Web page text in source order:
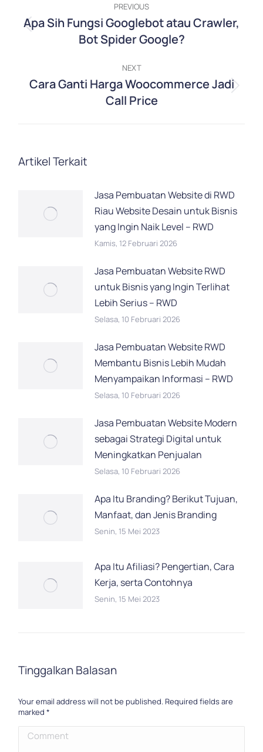
navigation
PREVIOUS
Previous
post:
Apa Sih Fungsi Googlebot atau Crawler,
Bot Spider Google?
NEXT
Next
post:
Cara Ganti Harga Woocommerce Jadi
Call Price
Artikel Terkait
Jasa Pembuatan Website di RWD
Riau Website Desain untuk Bisnis
yang Ingin Naik Level – RWD
Kamis, 12 Februari 2026
Jasa Pembuatan Website RWD
untuk Bisnis yang Ingin Terlihat
Lebih Serius – RWD
Selasa, 10 Februari 2026
Jasa Pembuatan Website RWD
Membantu Bisnis Lebih Mudah
Menyampaikan Informasi – RWD
Selasa, 10 Februari 2026
Jasa Pembuatan Website Modern
sebagai Strategi Digital untuk
Meningkatkan Penjualan
Selasa, 10 Februari 2026
Apa Itu Branding? Berikut Tujuan,
Manfaat, dan Jenis Branding
Senin, 15 Mei 2023
Apa Itu Afiliasi? Pengertian, Cara
Kerja, serta Contohnya
Senin, 15 Mei 2023
Tinggalkan Balasan
Your email address will not be published. Required fields are
marked*
Comment